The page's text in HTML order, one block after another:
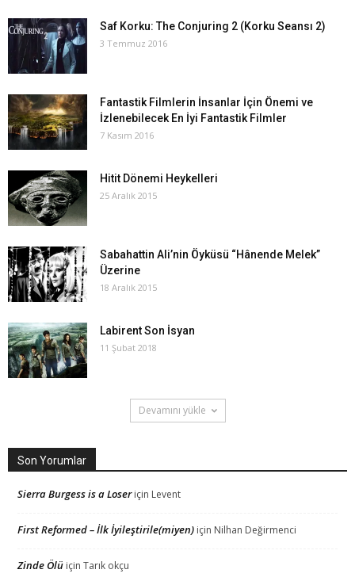
Saf Korku: The Conjuring 2 (Korku Seansı 2)
3 Temmuz 2016
Fantastik Filmlerin İnsanlar İçin Önemi ve
İzlenebilecek En İyi Fantastik Filmler
7 Kasım 2016
Hitit Dönemi Heykelleri
25 Aralık 2015
Sabahattin Ali’nin Öyküsü “Hânende Melek”
Üzerine
18 Aralık 2015
Labirent Son İsyan
11 Şubat 2018
Devamını yükle
Son Yorumlar
Sierra Burgess is a Loseriçin Levent
First Reformed – İlk İyileştirile(miyen) için Nilhan Değirmenci
Zinde Ölü için Tarık okçu